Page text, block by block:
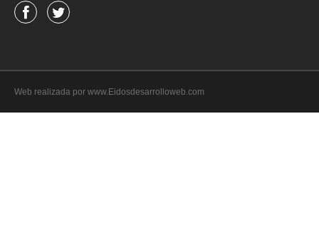
Web realizada por www.Eidosdesarrolloweb.com